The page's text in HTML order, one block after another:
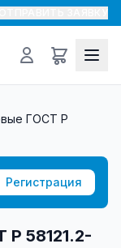
ГОСТ Р
Регистрация
Р 58121.2-